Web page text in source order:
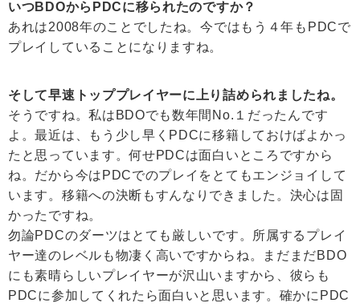
いつBDOからPDCに移られたのですか？
あれは2008年のことでしたね。今ではもう４年もPDCで
プレイしていることになりますね。
そして早速トッププレイヤーに上り詰められましたね。
そうですね。私はBDOでも数年間No.１だったんです
よ。最近は、もう少し早くPDCに移籍しておけばよかっ
たと思っています。何せPDCは面白いところですから
ね。だから今はPDCでのプレイをとてもエンジョイして
います。移籍への決断もすんなりできました。決心は固
かったですね。
勿論PDCのダーツはとても厳しいです。所属するプレイ
ヤー達のレベルも物凄く高いですからね。まだまだBDO
にも素晴らしいプレイヤーが沢山いますから、彼らも
PDCに参加してくれたら面白いと思います。確かにPDC